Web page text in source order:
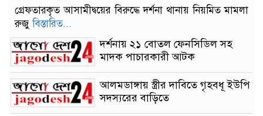
গ্রেফতারকৃত আসামীদ্বয়ের বিরুদ্ধে দর্শনা থানায় নিয়মিত মামলা
রুজুবিস্তারিত...
দর্শনায় ২১ বোতল ফেনসিডিল সহ
মাদক পাচারকারী আটক
আলমডাঙ্গায় স্ত্রীর দাবিতে গৃহবধূ ইউপি
সদস্যরের বাড়িতে